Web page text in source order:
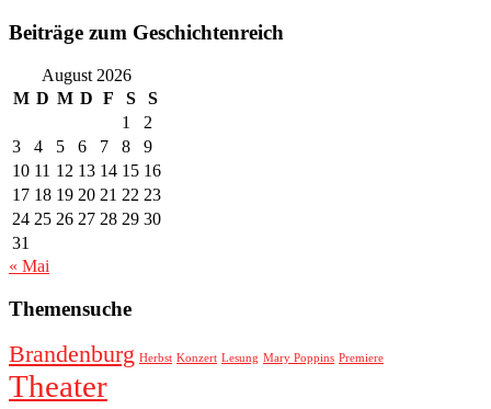
Beiträge zum Geschichtenreich
August 2026
M D M D F S
S
1
2
3
4 5 6 7 8
9
10 11 12 13 14 15 16
17 18 19 20 21 22 23
24 25 26 27 28 29 30
31
« Mai
Themensuche
Brandenburg Herbst Konzert Lesung Mary Poppins Premiere
Theater